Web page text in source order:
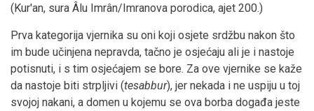
(Kur'an, sura Âlu Imrân/Imranova porodica, ajet 200.)
Prva kategorija vjernika su oni koji osjete srdžbu nakon što
im bude učinjena nepravda, tačno je osjećaju ali je i nastoje
potisnuti, i s tim osjećajem se bore. Za ove vjernike se kaže
da nastoje biti strpljivi (tesabbur), jer nekada i ne uspiju u toj
svojoj nakani, a domen u kojemu se ova borba događa jeste